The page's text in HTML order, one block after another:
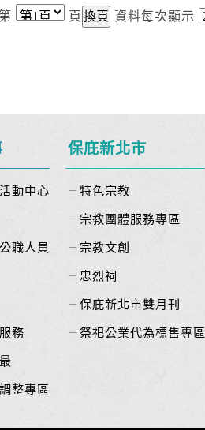
頁 資料每次顯示
動中心
職人員
務
整專區
保庇新北市
特色宗教
宗教團體服務專區
宗教文創
忠烈祠
保庇新北市雙月刊
祭祀公業代為標售專區